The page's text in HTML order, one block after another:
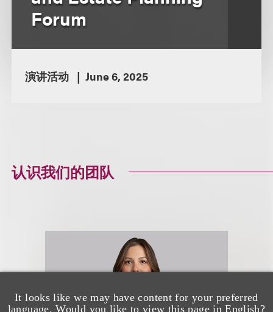
It looks like we may have content for your preferred
language. Would you like to view this page in English?
Forum
演讲活动 June 6, 2025
认识我们的团队